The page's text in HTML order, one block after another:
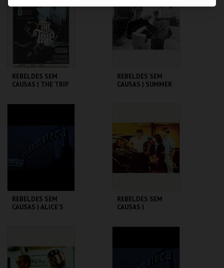
MAIS INFO
COMPRAR
MAIS INFO
COMPRAR
REBELDES SEM
CAUSAS | THE TRIP
MAIS INFO
REBELDES SEM
CAUSAS | SUMMER
MAIS INFO
COMPRAR
REBELDES SEM
CAUSAS | ALICE'S
MAIS INFO
REBELDES SEM
CAUSAS |
MAIS INFO